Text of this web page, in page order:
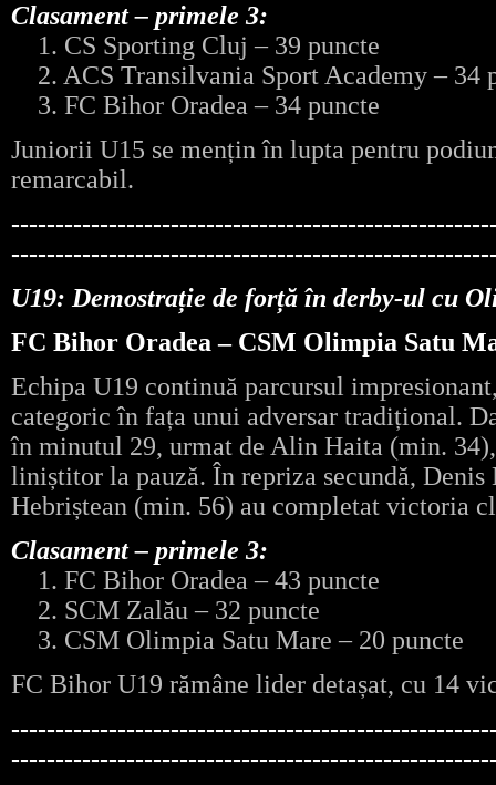
Clasament – primele 3:
1. CS Sporting Cluj – 39 puncte
2. ACS Transilvania Sport Academy – 34
3. FC Bihor Oradea – 34 puncte
Juniorii U15 se mențin în lupta pentru
remarcabil.
U19: Demostrație de forță în derby-ul cu
FC Bihor Oradea – CSM Olimpia Satu
Echipa U19 continuă parcursul
categoric în fața unui adversar tradițional.
în minutul 29, urmat de Alin Haita (min.
liniștitor la pauză. În repriza secundă,
Hebriștean (min. 56) au completat victoria
Clasament – primele 3:
1. FC Bihor Oradea – 43 puncte
2. SCM Zalău – 32 puncte
3. CSM Olimpia Satu Mare – 20 puncte
FC Bihor U19 rămâne lider detașat, cu 14